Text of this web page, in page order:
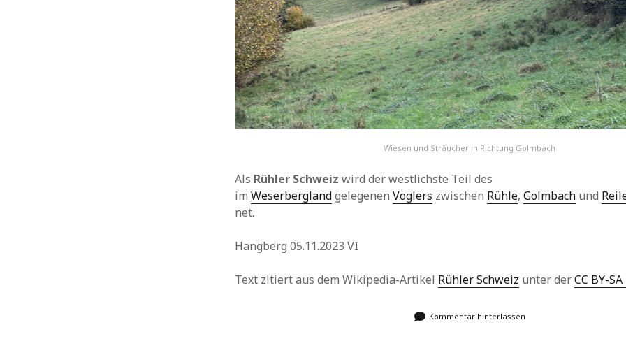
Wiesen und Sträucher in Richtung Golmbach
Als Rühler Schweiz wird der westlichste Teil des
imWeserberglandgelegenenVoglers zwischen Rühle,Golmbach und
net.
Hangberg 05.11.2023 VI
Text zitiert aus dem Wikipedia-Artikel Rühler Schweiz unter derCC BY-SA
Kommentar hinterlassen